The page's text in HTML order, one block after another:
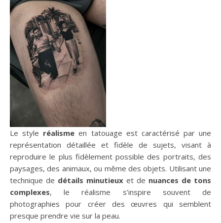
Le style réalisme en tatouage est caractérisé par une
représentation détaillée et fidèle de sujets, visant à
reproduire le plus fidèlement possible des portraits, des
paysages, des animaux, ou même des objets. Utilisant une
technique de détails minutieux et de nuances de tons
complexes, le réalisme s’inspire souvent de
photographies pour créer des œuvres qui semblent
presque prendre vie sur la peau.